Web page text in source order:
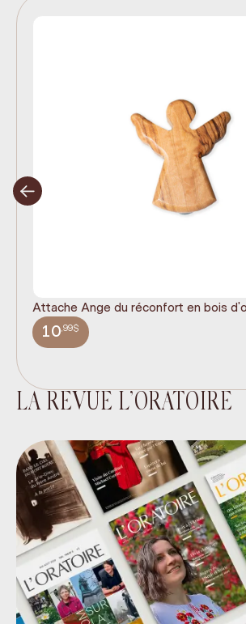
Attache Ange du réconfort en bois
10,99$
LA REVUE L’ORATOIRE